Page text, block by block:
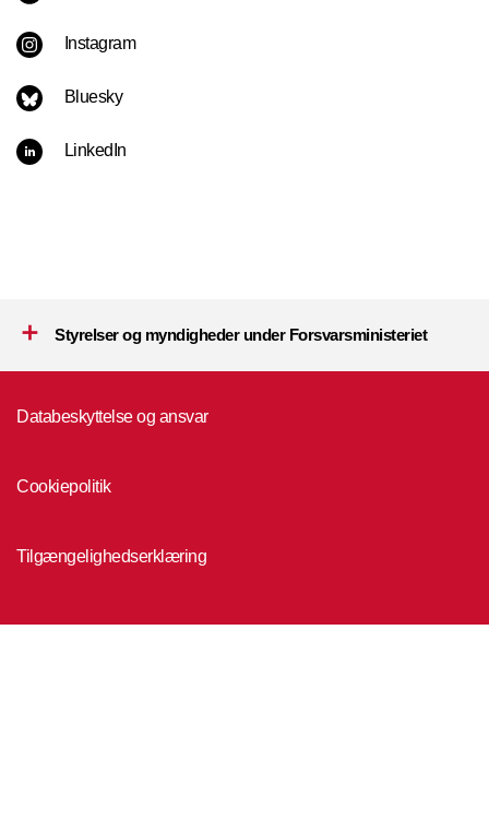
Instagram
Bluesky
LinkedIn
Styrelser og myndigheder under Forsvarsministeriet
Databeskyttelse og ansvar
Cookiepolitik
Tilgængelighedserklæring